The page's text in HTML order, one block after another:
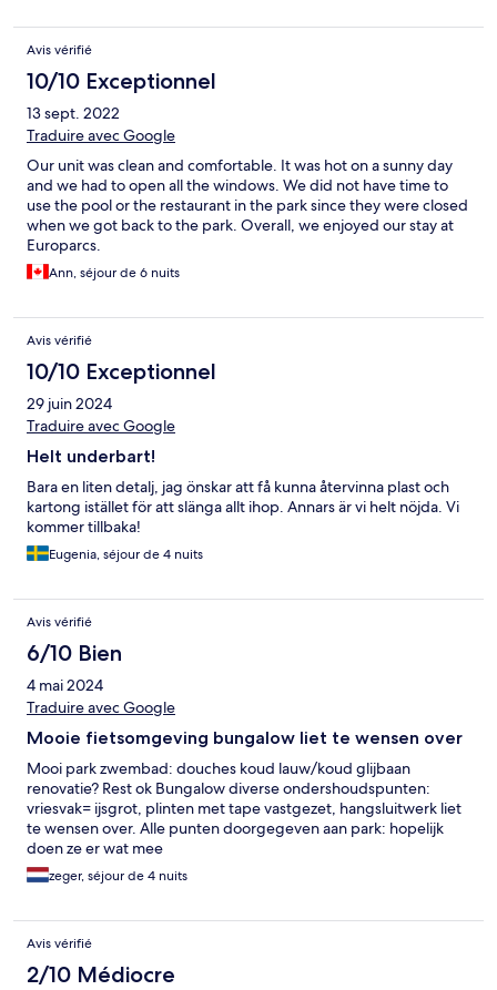
Avis vérifié
10/10 Exceptionnel
13 sept. 2022
Traduire avec Google
Our unit was clean and comfortable. It was hot on a sunny day
and we had to open all the windows. We did not have time to
use the pool or the restaurant in the park since they were closed
when we got back to the park. Overall, we enjoyed our stay at
Europarcs.
Ann, séjour de 6 nuits
Avis vérifié
10/10 Exceptionnel
29 juin 2024
Traduire avec Google
Helt underbart!
Bara en liten detalj, jag önskar att få kunna återvinna plast och
kartong istället för att slänga allt ihop. Annars är vi helt nöjda. Vi
kommer tillbaka!
Eugenia, séjour de 4 nuits
Avis vérifié
6/10 Bien
4 mai 2024
Traduire avec Google
Mooie fietsomgeving bungalow liet te wensen over
Mooi park zwembad: douches koud lauw/koud glijbaan
renovatie? Rest ok Bungalow diverse ondershoudspunten:
vriesvak= ijsgrot, plinten met tape vastgezet, hangsluitwerk liet
te wensen over. Alle punten doorgegeven aan park: hopelijk
doen ze er wat mee
zeger, séjour de 4 nuits
Avis vérifié
2/10 Médiocre